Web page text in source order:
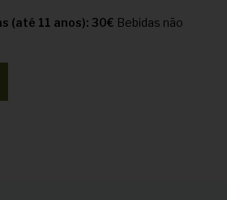
(até 11 anos): 30€ Bebidas não